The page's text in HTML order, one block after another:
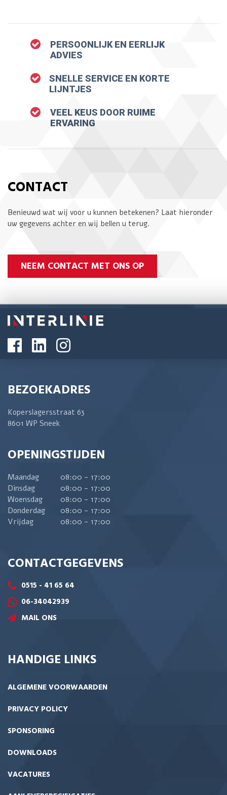
PERSOONLIJK EN EERLIJK
ADVIES
SNELLE SERVICE EN KORTE
LIJNTJES
VEEL KEUS DOOR RUIME
ERVARING
CONTACT
Benieuwd wat wij voor u kunnen betekenen? Laat hieronder
uw gegevens achter en wij bellen u terug.
NEEM CONTACT MET ONS OP
BEZOEKADRES
Koperslagersstraat 63
8601 WP Sneek
OPENINGSTIJDEN
Maandag
08:00 - 17:00
Dinsdag
08:00 - 17:00
Woensdag
08:00 - 17:00
Donderdag
08:00 - 17:00
Vrijdag
08:00 - 17:00
CONTACTGEGEVENS
0515 - 41 65 64
06-34042939
MAIL ONS
HANDIGE LINKS
ALGEMENE VOORWAARDEN
PRIVACY POLICY
SPONSORING
DOWNLOADS
VACATURES